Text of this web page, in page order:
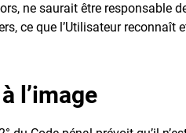
ne saurait être responsable
ce que l’Utilisateur reconnaît
l’image